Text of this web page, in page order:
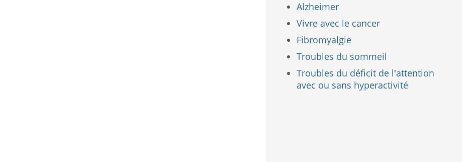
Alzheimer
Vivre avec le cancer
Fibromyalgie
Troubles du sommeil
Troubles du déficit de l'attention
avec ou sans hyperactivité